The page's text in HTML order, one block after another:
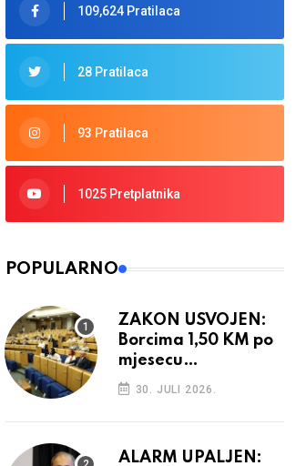
109,624 Pratilaca
28 Pratilaca
93 Pratilaca
1025 Pretplatnika
POPULARNO
ZAKON USVOJEN:
Borcima 1,50 KM po
mjesecu
provedenom u ratu
30. JULI 2026.
ALARM UPALJEN: